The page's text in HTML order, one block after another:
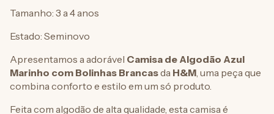
Tamanho: 3 a 4 anos
Estado: Seminovo
Apresentamos a adorável Camisa de Algodão Azul
Marinho com Bolinhas Brancasda H&M, uma peça que
combina conforto e estilo em um só produto.
Feita com algodão de alta qualidade, esta camisa é